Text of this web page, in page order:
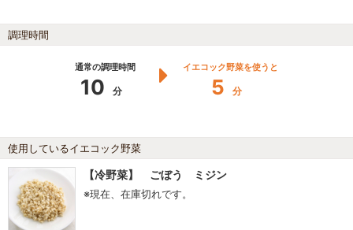
調理時間
通常の調理時間
10 分
イエコック野菜を使うと
5 分
使用しているイエコック野菜
【冷野菜】 ごぼう ミジン
※現在、在庫切れです。